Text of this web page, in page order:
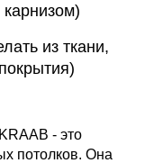
из ткани,
- это
потолков. Она